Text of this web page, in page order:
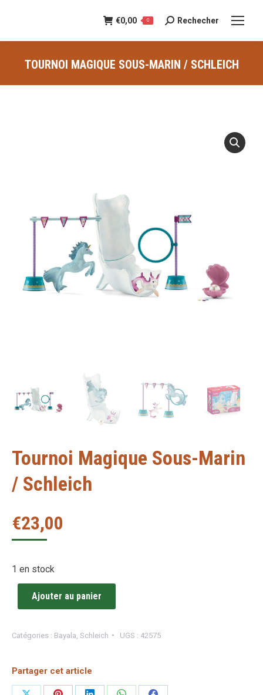
€0,00 0
Recherche
:
Rechecher
TOURNOI MAGIQUE SOUS-MARIN / SCHLEICH
Tournoi Magique Sous-Marin
/ Schleich
€23,00
1 en stock
Ajouter au panier
Catégories : Bayala Schleich UGS : 42575
Partager cet article